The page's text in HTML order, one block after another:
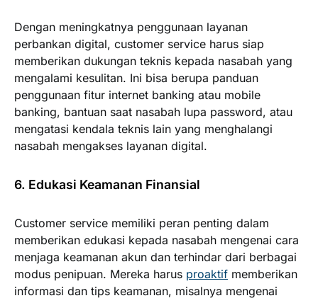
Dengan meningkatnya penggunaan layanan
perbankan digital, customer service harus siap
memberikan dukungan teknis kepada nasabah yang
mengalami kesulitan. Ini bisa berupa panduan
penggunaan fitur internet banking atau mobile
banking, bantuan saat nasabah lupa password, atau
mengatasi kendala teknis lain yang menghalangi
nasabah mengakses layanan digital.
6. Edukasi Keamanan Finansial
Customer service memiliki peran penting dalam
memberikan edukasi kepada nasabah mengenai cara
menjaga keamanan akun dan terhindar dari berbagai
modus penipuan. Mereka harus proaktif memberikan
informasi dan tips keamanan, misalnya mengenai